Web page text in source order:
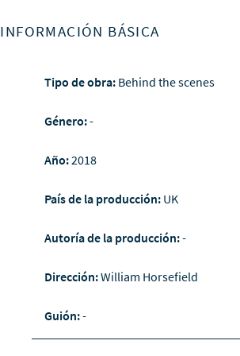
INFORMACIÓN BÁSICA
Tipo de obra: Behind the scenes
Género:-
Año:2018
País de la producción: UK
Autoría de la producción:-
Dirección:William Horsefield
Guión:-